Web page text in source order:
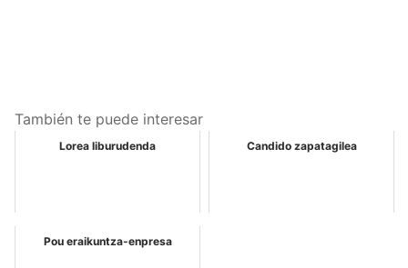
También te puede interesar
Lorea liburudenda Candido zapatagilea
Pou eraikuntza-enpresa